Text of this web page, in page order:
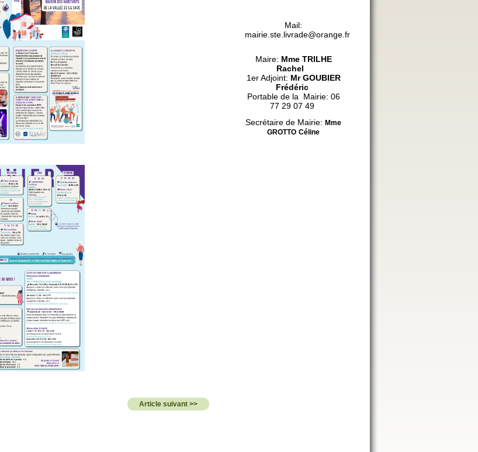
Article suivant >>
Mail:
mairie.ste.livrade@orange.fr
Maire: Mme TRILHE
Rachel
1er Adjoint: Mr GOUBIER
Frédéric
Portable de la Mairie: 06
77 29 07 49
Secrétaire de Mairie: Mme
GROTTO Céline